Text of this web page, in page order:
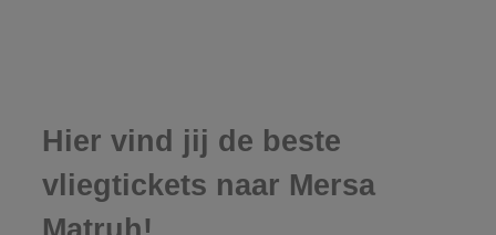
Hier vind jij de beste
vliegtickets naar Mersa